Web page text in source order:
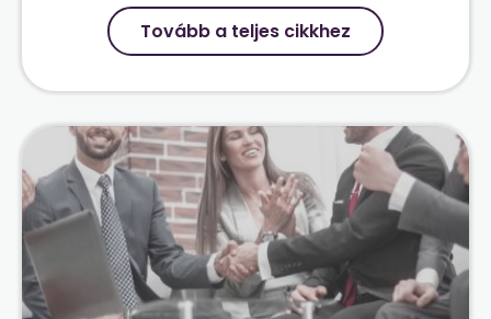
Tovább a teljes cikkhez